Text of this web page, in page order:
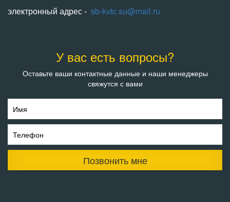
электронный адрес - sb-kvtc.su@mail.ru
У вас есть вопросы?
Оставьте ваши контактные данные и наши менеджеры
свяжутся с вами
Имя
Телефон
Позвонить мне